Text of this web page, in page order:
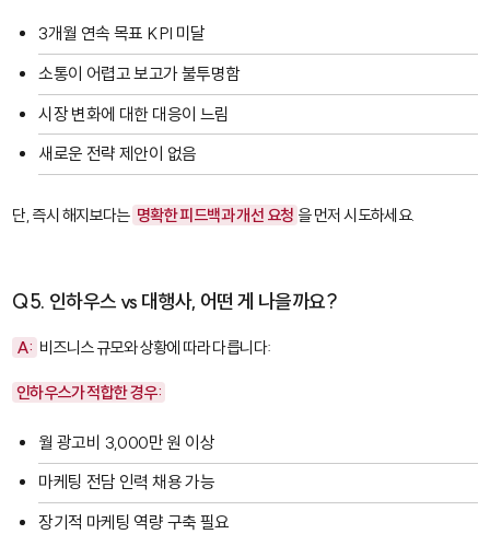
3개월 연속 목표 KPI 미달
소통이 어렵고 보고가 불투명함
시장 변화에 대한 대응이 느림
새로운 전략 제안이 없음
단, 즉시 해지보다는 명확한 피드백과 개선 요청 을 먼저 시도하세요.
Q5. 인하우스 vs 대행사, 어떤 게 나을까요?
A: 비즈니스 규모와 상황에 따라 다릅니다:
인하우스가 적합한 경우:
월 광고비 3,000만 원 이상
마케팅 전담 인력 채용 가능
장기적 마케팅 역량 구축 필요